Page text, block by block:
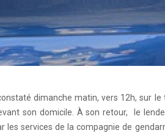
dimanche matin, vers 12h, sur
son domicile. À son retour, le
les services de la compagnie de